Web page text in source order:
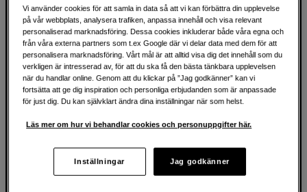
Hybridkamera med avancerat autofokussystem och
Panasonic Lumix DC-S5II + 20-60mm f/3,5-5,6
Vi använder cookies för att samla in data så att vi kan förbättra din upplevelse
på vår webbplats, analysera trafiken, anpassa innehåll och visa relevant
personaliserad marknadsföring. Dessa cookies inkluderar både våra egna och
från våra externa partners som t.ex Google där vi delar data med dem för att
personalisera marknadsföring. Vårt mål är att alltid visa dig det innehåll som du
verkligen är intresserad av, för att du ska få den bästa tänkbara upplevelsen
när du handlar online. Genom att du klickar på ”Jag godkänner” kan vi
fortsätta att ge dig inspiration och personliga erbjudanden som är anpassade
för just dig. Du kan självklart ändra dina inställningar när som helst.
Läs mer om hur vi behandlar cookies och personuppgifter här.
Inställningar Jag godkänner